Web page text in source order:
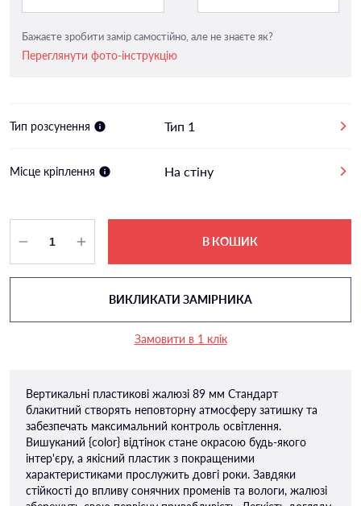
Бажаєте зробити замір самостійно, але не знаєте як?
Переглянути фото-інструкцію
Тип розсунення Тип 1
Місце кріплення На стіну
В КОШИК
ВИКЛИКАТИ ЗАМІРНИКА
Замовити в 1 клік
Вертикальні пластикові жалюзі 89 мм Стандарт
блакитний створять неповторну атмосферу затишку та
забезпечать максимальний контроль освітлення.
Вишуканий {color} відтінок стане окрасою будь-якого
інтер'єру, а якісний пластик з покращеними
характеристиками прослужить довгі роки. Завдяки
стійкості до впливу сонячних променів та вологи, жалюзі